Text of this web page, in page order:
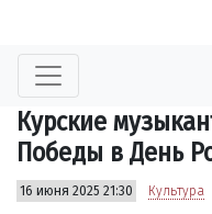
Курские
Победы в День
16 июня 2025 21:30 Культура